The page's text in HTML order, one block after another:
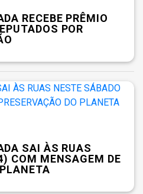
RECEBE PRÊMIO
POR
SAI ÀS RUAS
COM MENSAGEM DE